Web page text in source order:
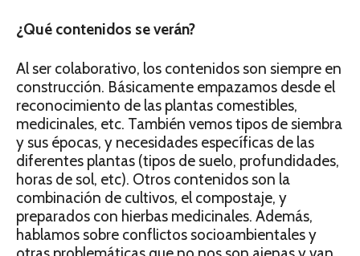
¿Qué contenidos se verán?
Al ser colaborativo, los contenidos son siempre en
construcción. Básicamente empazamos desde el
reconocimiento de las plantas comestibles,
medicinales, etc. También vemos tipos de siembra
y sus épocas, y necesidades específicas de las
diferentes plantas (tipos de suelo, profundidades,
horas de sol, etc). Otros contenidos son la
combinación de cultivos, el compostaje, y
preparados con hierbas medicinales. Además,
hablamos sobre conflictos socioambientales y